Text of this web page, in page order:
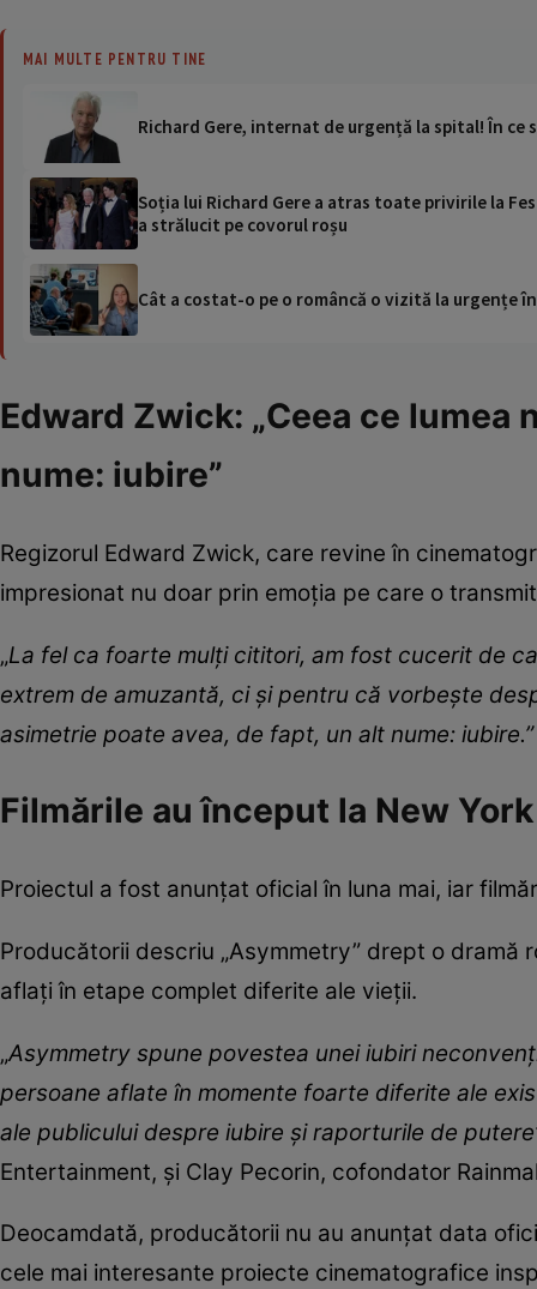
MAI MULTE PENTRU TINE
Richard Gere, internat de urgență la spital! În ce
Soția lui Richard Gere a atras toate privirile la
a strălucit pe covorul roșu
Cât a costat-o pe o româncă o vizită la urgențe
Edward Zwick: „Ceea ce
nume: iubire”
Regizorul Edward Zwick, care revine în
impresionat nu doar prin emoția pe care o
„La fel ca foarte mulți cititori, am fost cucerit de
extrem de amuzantă, ci și pentru că vorbește
asimetrie poate avea, de fapt, un alt nume: iubire.”
Filmările au început la New York
Proiectul a fost anunțat oficial în luna mai, iar
Producătorii descriu „Asymmetry” drept o
aflați în etape complet diferite ale vieții.
„Asymmetry spune povestea unei iubiri
persoane aflate în momente foarte diferite ale
ale publicului despre iubire și raporturile de
Entertainment, și Clay Pecorin, cofondator
Deocamdată, producătorii nu au anunțat data
cele mai interesante proiecte cinematografice